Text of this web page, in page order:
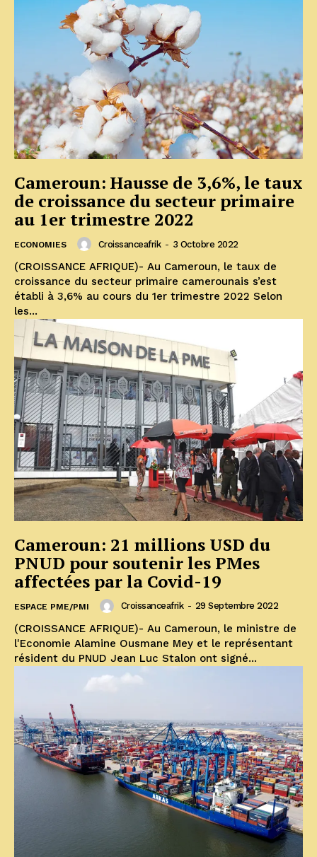
Cameroun: Hausse de 3,6%, le taux
de croissance du secteur primaire
au 1er trimestre 2022
ECONOMIES Croissanceafrik - 3 Octobre 2022
(CROISSANCE AFRIQUE)- Au Cameroun, le taux de
croissance du secteur primaire camerounais s’est
établi à 3,6% au cours du 1er trimestre 2022 Selon
les...
Cameroun: 21 millions USD du
PNUD pour soutenir les PMes
affectées par la Covid-19
ESPACE PME/PMI Croissanceafrik - 29 Septembre 2022
(CROISSANCE AFRIQUE)- Au Cameroun, le ministre de
l'Economie Alamine Ousmane Mey et le représentant
résident du PNUD Jean Luc Stalon ont signé...